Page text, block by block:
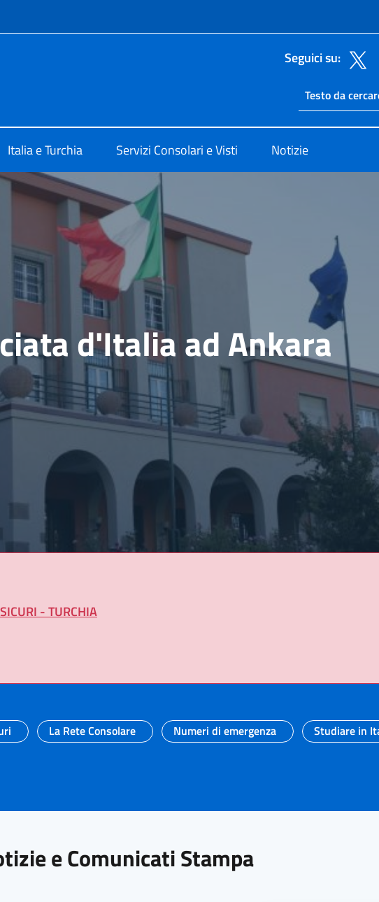
Seguici su:
Cerca nel sito
Italia e Turchia Servizi Consolari e Visti Notizie
d'Italia ad Ankara
- TURCHIA
La Rete Consolare Numeri di emergenza Studiare in
e Comunicati Stampa